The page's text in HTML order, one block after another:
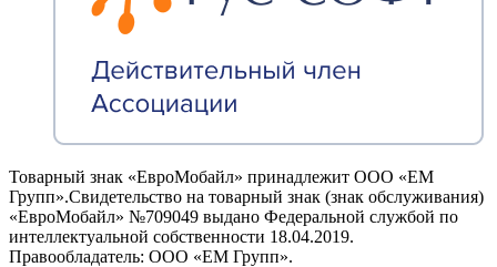
Товарный знак «ЕвроМобайл» принадлежит ООО «ЕМ
Групп».Свидетельство на товарный знак (знак обслуживания)
«ЕвроМобайл» №709049 выдано Федеральной службой по
интеллектуальной собственности 18.04.2019.
Правообладатель: ООО «ЕМ Групп».